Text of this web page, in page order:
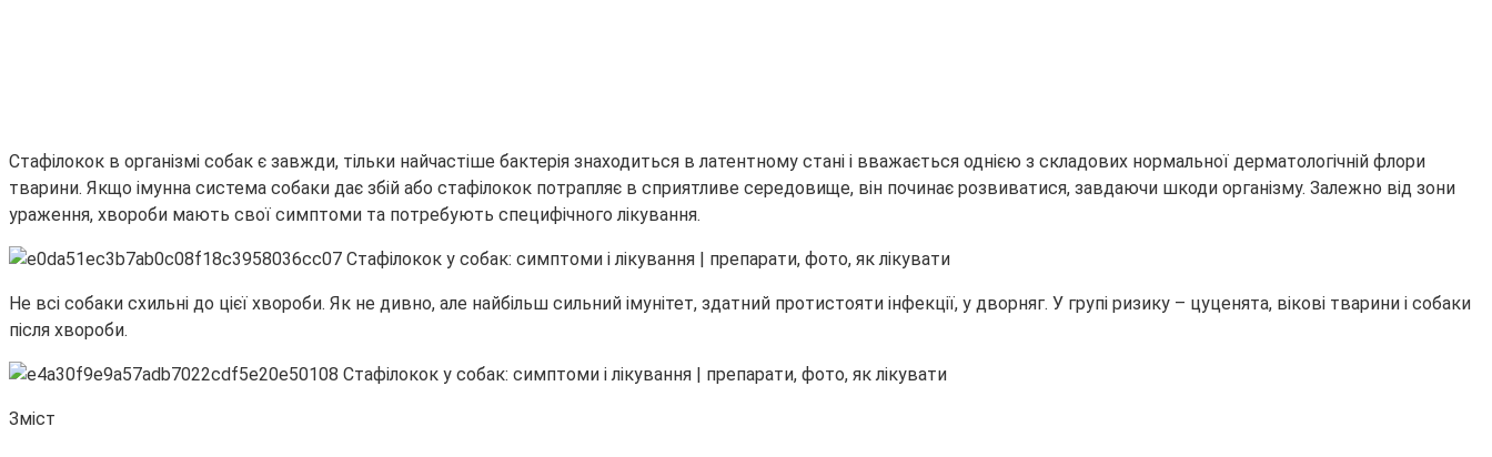
Стафілокок в організмі собак є завжди, тільки найчастіше бактерія знаходиться в латентному стані і вважається однією з складових нормальної дерматологічній флори
тварини. Якщо імунна система собаки дає збій або стафілокок потрапляє в сприятливе середовище, він починає розвиватися, завдаючи шкоди організму. Залежно від зони
ураження, хвороби мають свої симптоми та потребують специфічного лікування.
Не всі собаки схильні до цієї хвороби. Як не дивно, але найбільш сильний імунітет, здатний протистояти інфекції, у дворняг. У групі ризику – цуценята, вікові тварини і собаки
після хвороби.
Зміст